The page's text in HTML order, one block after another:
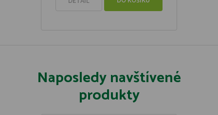
Naposledy navštívené
produkty